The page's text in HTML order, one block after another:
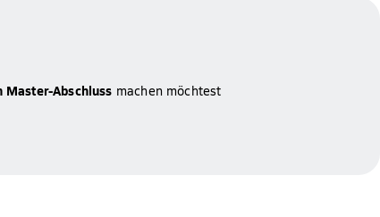
Master-Abschluss machen möchtest